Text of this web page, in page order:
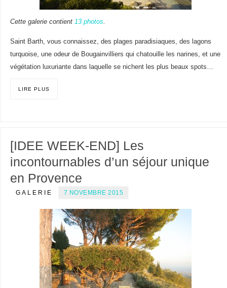
Cette galerie contient 13 photos
Saint Barth, vous connaissez, des plages paradisiaques, des lagons
turquoise, une odeur de Bougainvilliers qui chatouille les narines, et une
végétation luxuriante dans laquelle se nichent les plus beaux spots…
LIRE PLUS
[IDEE WEEK-END] Les
incontournables d’un séjour unique
en Provence
GALERIE 7 NOVEMBRE 2015